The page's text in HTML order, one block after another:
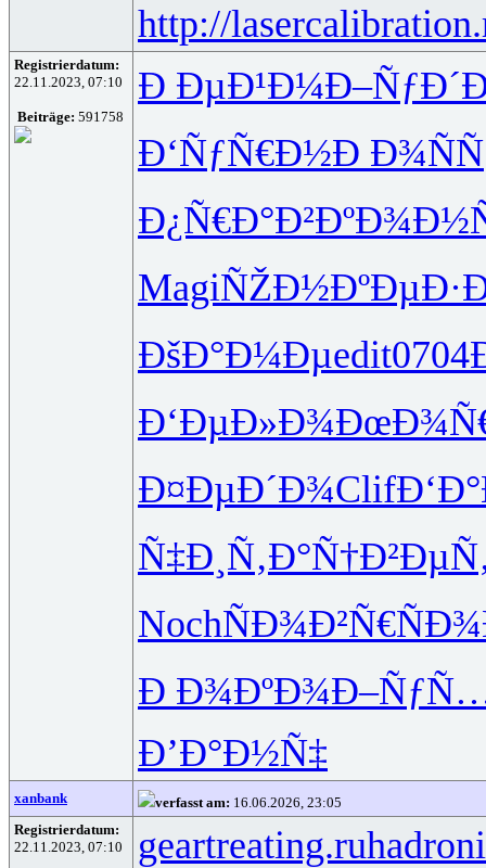
http://
Registrierdatum:
22.11.2023, 07:10
Beiträge: 591758
Ð ÐµÐ¹Ð¼
Ð‘ÑƒÑ€Ð½Ð
Ð¿Ñ€Ð°Ð²
MagiÑŽÐ½ÐºÐµ
ÐšÐ°Ð¼Ðµedit0704
Ð‘ÐµÐ»Ð¾
Ð¤ÐµÐ´Ð¾Clif
Ñ‡Ð¸Ñ‚Ð°
NochÑÐ¾Ð²Ñ€
Ð Ð¾ÐºÐ¾
Ð’Ð°Ð½Ñ‡
xanbank verfasst am: 16.06.2026, 23:05
Registrierdatum:
22.11.2023, 07:10
geartreating.ru